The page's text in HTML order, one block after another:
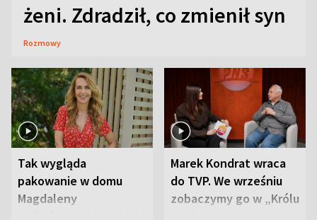
żeni. Zdradził, co zmienił syn
Rozmowy
Tak wygląda
pakowanie w domu
Magdaleny
Marek Kondrat wraca
do TVP. We wrześniu
zobaczymy go w „Królu